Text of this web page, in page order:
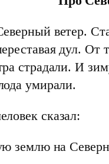
ветер.
дул.
страдали. И
умирали.
сказал:
землю на